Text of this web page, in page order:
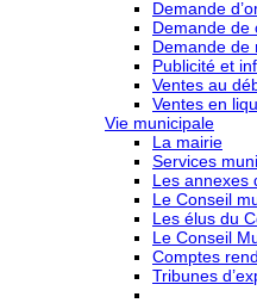
Demande
Demande de
Demande de
Publicité et
Ventes au
Ventes en
Vie municipale
La mairie
Services
Les annexes
Le Conseil
Les élus du
Le Conseil
Comptes
Tribunes